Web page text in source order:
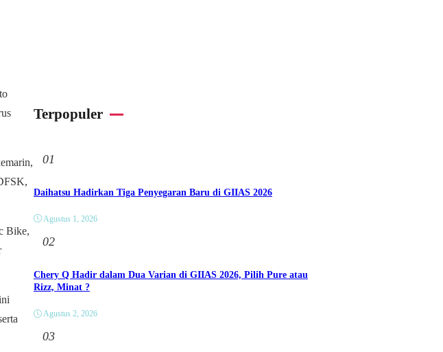
Bike,
Terpopuler
01
Daihatsu Hadirkan Tiga Penyegaran Baru di GIIAS 2026
Agustus 1, 2026
02
Chery Q Hadir dalam Dua Varian di GIIAS 2026, Pilih Pure atau
Rizz, Minat ?
Agustus 2, 2026
03